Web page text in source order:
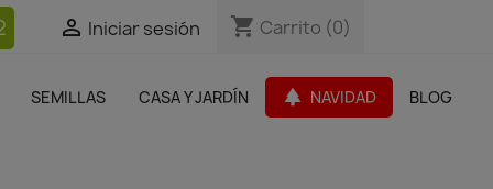
 Iniciar sesión shopping_cart Carrito (0)
 Iniciar sesión shopping_cart Carrito (0)
SEMILLAS CASA Y JARDÍN park NAVIDAD BLOG
Jardín